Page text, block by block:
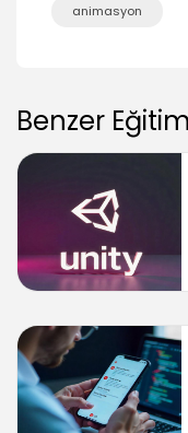
animasyon
Benzer